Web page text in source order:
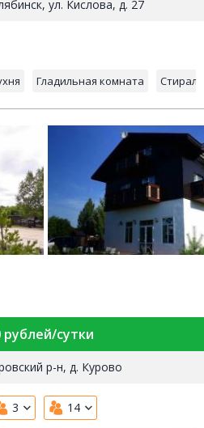
ул. Кислова, д. 27
Гладильная комната
рублей/сутки
р-н, д. Курово
3 14